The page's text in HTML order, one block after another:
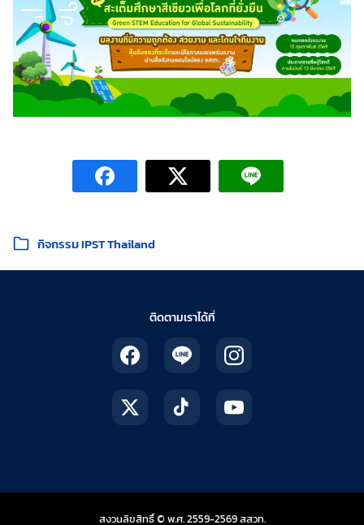
หมวดหมู่:
กิจกรรม IPST Thailand
ติดตามเราได้ที่
สงวนลิขสิทธิ์ © พ.ศ. 2559-2569สสวท.สถาบันส่งเสริมการสอ